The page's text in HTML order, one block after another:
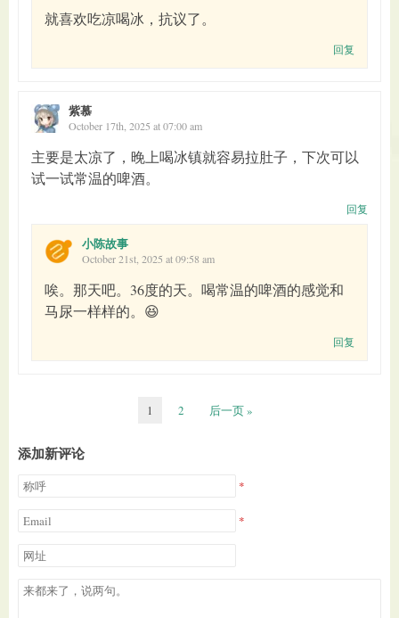
就喜欢吃凉喝冰，抗议了。
回复
紫慕
October 17th, 2025 at 07:00 am
主要是太凉了，晚上喝冰镇就容易拉肚子，下次可以
试一试常温的啤酒。
回复
小陈故事
October 21st, 2025 at 09:58 am
唉。那天吧。36度的天。喝常温的啤酒的感觉和
马尿一样样的。😆
回复
1 2 后一页 »
添加新评论